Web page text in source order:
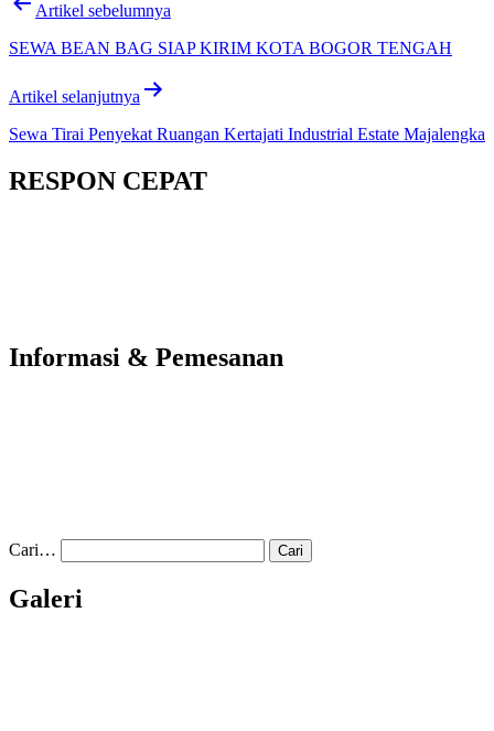
Artikel sebelumnya
SEWA BEAN BAG SIAP KIRIM KOTA BOGOR TENGAH
Artikel selanjutnya
Sewa Tirai Penyekat Ruangan Kertajati Industrial Estate Majalengka
RESPON CEPAT
Informasi & Pemesanan
Cari…
Galeri